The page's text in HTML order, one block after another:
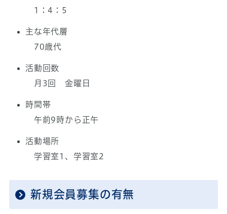
1：4：5
主な年代層
70歳代
活動回数
月3回 金曜日
時間帯
午前9時から正午
活動場所
学習室1、学習室2
新規会員募集の有無